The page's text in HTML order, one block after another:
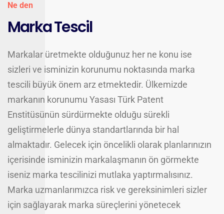
Ne den
Marka Tescil
Markalar üretmekte olduğunuz her ne konu ise
sizleri ve isminizin korunumu noktasında marka
tescili büyük önem arz etmektedir. Ülkemizde
markanın korunumu Yasası Türk Patent
Enstitüsünün sürdürmekte olduğu sürekli
geliştirmelerle dünya standartlarında bir hal
almaktadır. Gelecek için öncelikli olarak planlarınızın
içerisinde isminizin markalaşmanın ön görmekte
iseniz marka tescilinizi mutlaka yaptırmalısınız.
Marka uzmanlarımızca risk ve gereksinimleri sizler
için sağlayarak marka süreçlerini yönetecek